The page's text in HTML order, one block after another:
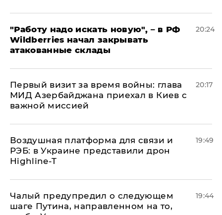
"Работу надо искать новую", – в РФ
Wildberries начал закрывать
атакованные склады
20:24
Первый визит за время войны: глава
МИД Азербайджана приехал в Киев с
важной миссией
20:17
Воздушная платформа для связи и
РЭБ: в Украине представили дрон
Highline-T
19:49
Чалый предупредил о следующем
шаге Путина, направленном на то,
19:44